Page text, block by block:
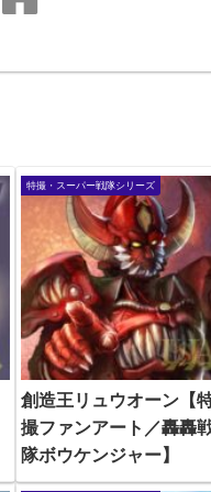
特撮・スーパー戦隊シリーズ
創造王リュウオーン【
撮ファンアート／轟轟
隊ボウケンジャー】